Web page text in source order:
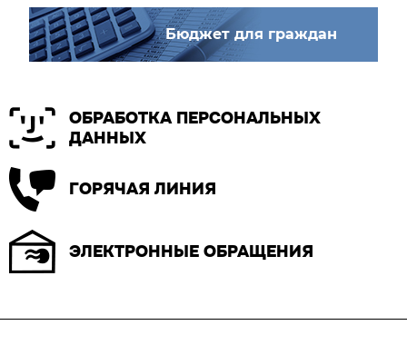
Бюджет для граждан
ОБРАБОТКА ПЕРСОНАЛЬНЫХ
ДАННЫХ
ГОРЯЧАЯ ЛИНИЯ
ЭЛЕКТРОННЫЕ ОБРАЩЕНИЯ